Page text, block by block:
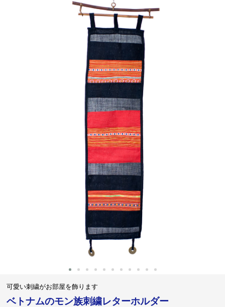
可愛い刺繍がお部屋を飾ります
ベトナムのモン族刺繍レターホルダー